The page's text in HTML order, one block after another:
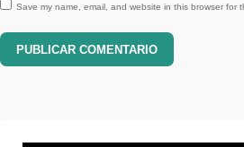
Save my name, email, and website in this browser for
PUBLICAR COMENTARIO